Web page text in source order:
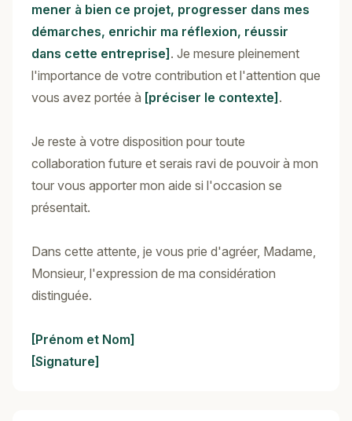
mener à bien ce projet, progresser dans mes
démarches, enrichir ma réflexion, réussir
dans cette entreprise] . Je mesure pleinement
l'importance de votre contribution et l'attention que
vous avez portée à [préciser le contexte] .
Je reste à votre disposition pour toute
collaboration future et serais ravi de pouvoir à mon
tour vous apporter mon aide si l'occasion se
présentait.
Dans cette attente, je vous prie d'agréer, Madame,
Monsieur, l'expression de ma considération
distinguée.
[Prénom et Nom]
[Signature]